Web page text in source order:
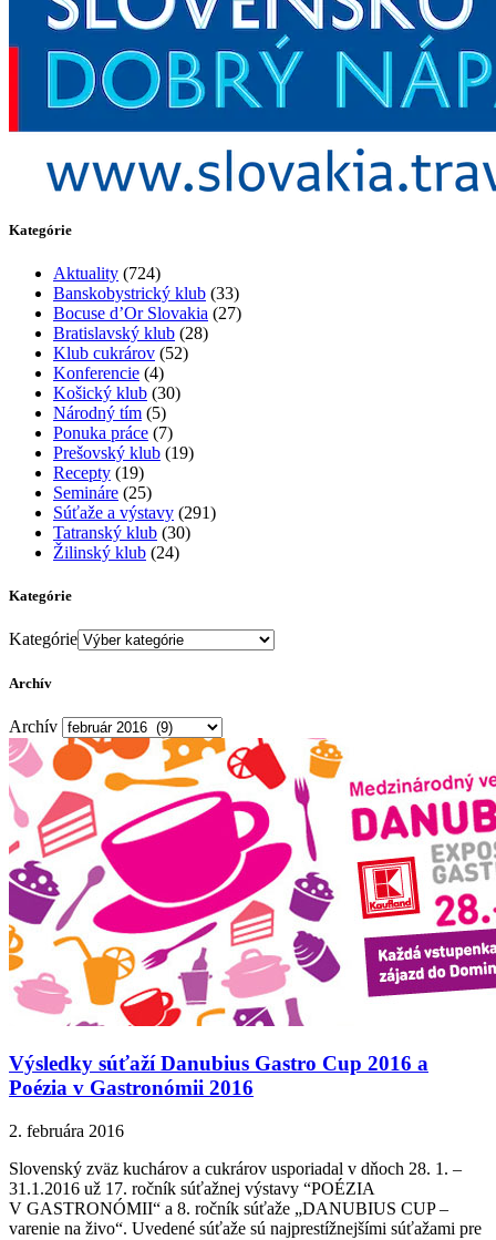
Kategórie
Aktuality (724)
Banskobystrický klub (33)
Bocuse d’Or Slovakia (27)
Bratislavský klub (28)
Klub cukrárov (52)
Konferencie (4)
Košický klub (30)
Národný tím (5)
Ponuka práce (7)
Prešovský klub (19)
Recepty (19)
Semináre (25)
Súťaže a výstavy (291)
Tatranský klub (30)
Žilinský klub (24)
Kategórie
Kategórie
Archív
Archív
Výsledky súťaží Danubius Gastro Cup 2016 a
Poézia v Gastronómii 2016
2. februára 2016
Slovenský zväz kuchárov a cukrárov usporiadal v dňoch 28. 1. –
31.1.2016 už 17. ročník súťažnej výstavy “POÉZIA
V GASTRONÓMII“ a 8. ročník súťaže „DANUBIUS CUP –
varenie na živo“. Uvedené súťaže sú najprestížnejšími súťažami pre